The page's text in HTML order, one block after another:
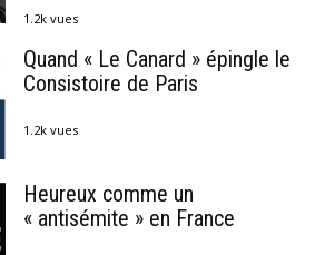
1.2k vues
Quand « Le Canard » épingle le
Consistoire de Paris
1.2k vues
Heureux comme un
« antisémite » en France